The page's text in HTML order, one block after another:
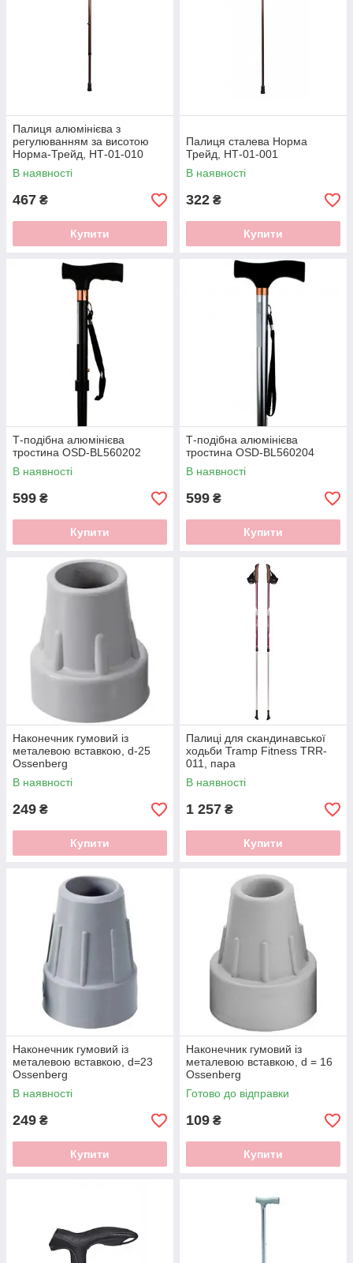
Палиця алюмінієва з
регулюванням за висотою
Норма-Трейд, НТ-01-010
В наявності
467 ₴
Купити
Палиця сталева Норма
Трейд, НТ-01-001
В наявності
322 ₴
Купити
Т-подібна алюмінієва
тростина OSD-BL560202
В наявності
599 ₴
Купити
Т-подібна алюмінієва
тростина OSD-BL560204
В наявності
599 ₴
Купити
Наконечник гумовий із
металевою вставкою, d-25
Ossenberg
В наявності
249 ₴
Купити
Палиці для скандинавської
ходьби Tramp Fitness TRR-
011, пара
В наявності
1 257 ₴
Купити
Наконечник гумовий із
металевою вставкою, d=23
Ossenberg
В наявності
249 ₴
Купити
Наконечник гумовий із
металевою вставкою, d = 16
Ossenberg
Готово до відправки
109 ₴
Купити